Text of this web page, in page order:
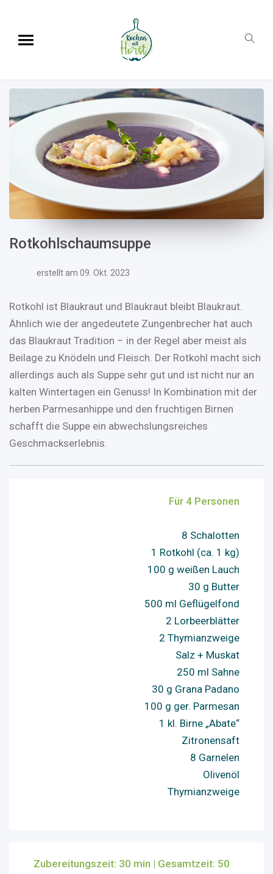
Rotkohlschaumsuppe
erstellt am 09. Okt. 2023
Rotkohl ist Blaukraut und Blaukraut bleibt Blaukraut.
Ähnlich wie der angedeutete Zungenbrecher hat auch
das Blaukraut Tradition – in der Regel aber meist als
Beilage zu Knödeln und Fleisch. Der Rotkohl macht sich
allerdings auch als Suppe sehr gut und ist nicht nur an
kalten Wintertagen ein Genuss! In Kombination mit der
herben Parmesanhippe und den fruchtigen Birnen
schafft die Suppe ein abwechslungsreiches
Geschmackserlebnis.
Für 4 Personen
8 Schalotten
1 Rotkohl (ca. 1 kg)
100 g weißen Lauch
30 g Butter
500 ml Geflügelfond
2 Lorbeerblätter
2 Thymianzweige
Salz + Muskat
250 ml Sahne
30 g Grana Padano
100 g ger. Parmesan
1 kl. Birne „Abate“
Zitronensaft
8 Garnelen
Olivenöl
Thymianzweige
Zubereitungszeit: 30 min | Gesamtzeit: 50